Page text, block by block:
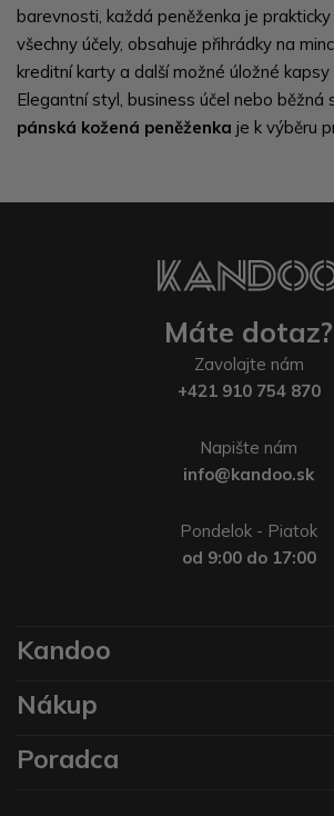
barevnosti, každá peněženka je
všechny účely, obsahuje přihrádky na
kreditní karty a další možné úložné
Elegantní styl, business účel nebo běžná
pánská kožená peněženka je k výběru
Máte dotaz?
Zavolajte nám
+421 910 754 870
Napište nám
info@kandoo.sk
Pondelok - Piatok
od 9:00 do 17:00
Kandoo
Nákup
Poradca